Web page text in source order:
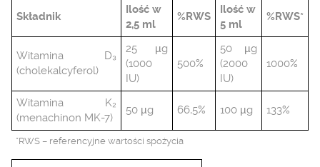
Składnik
Ilość w
2,5 ml
%RWS
Ilość w
5 ml
%RWS*
Witamina D₃
(cholekalcyferol)
25 µg
(1000
IU)
500%
50 µg
(2000
IU)
1000%
Witamina K₂
(menachinon MK-7)
50 µg 66,5% 100 µg 133%
*RWS – referencyjne wartości spożycia